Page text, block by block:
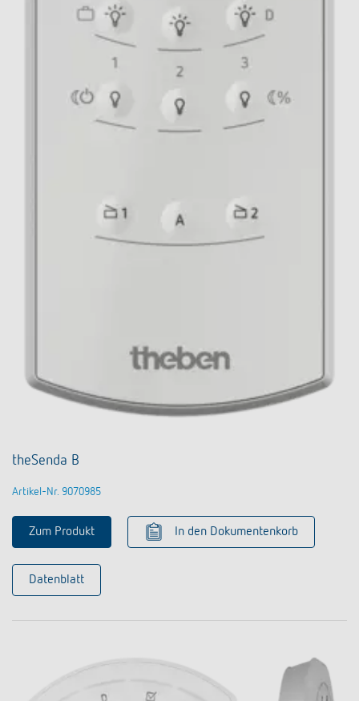
theSenda B
Artikel-Nr. 9070985
Zum Produkt In den Dokumentenkorb
Datenblatt